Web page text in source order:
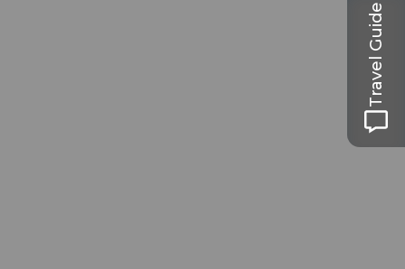
Travel Guide